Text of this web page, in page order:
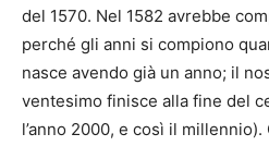
del 1570. Nel 1582 avrebbe
perché gli anni si compiono
nasce avendo già un anno; il
ventesimo finisce alla fine del
l’anno 2000, e così il millennio).